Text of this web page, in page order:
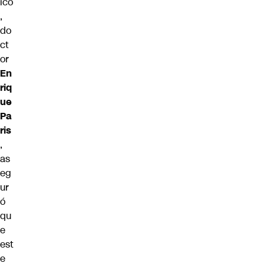
,
do
ct
or
En
riq
ue
Pa
ris
,
as
eg
ur
ó
qu
e
est
e